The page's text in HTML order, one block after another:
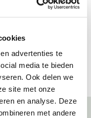
advertenties te
media te bieden
Ook delen we
site met onze
en analyse. Deze
met andere